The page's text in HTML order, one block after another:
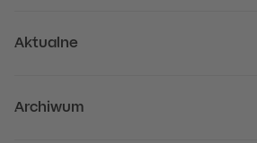
Aktualne
Archiwum